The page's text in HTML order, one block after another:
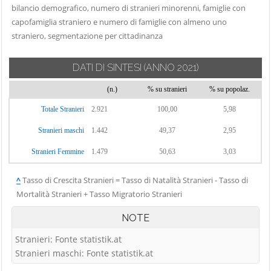
bilancio demografico, numero di stranieri minorenni, famiglie con
capofamiglia straniero e numero di famiglie con almeno uno
straniero, segmentazione per cittadinanza
DATI DI SINTESI (ANNO 2021)
(n.) % su stranieri % su popolaz.
Totale Stranieri 2.921 100,00 5,98
Stranieri maschi 1.442 49,37 2,95
Stranieri Femmine 1.479 50,63 3,03
^Tasso di Crescita Stranieri = Tasso di Natalità Stranieri - Tasso di
Mortalità Stranieri + Tasso Migratorio Stranieri
NOTE
Stranieri: Fonte statistik.at
Stranieri maschi: Fonte statistik.at